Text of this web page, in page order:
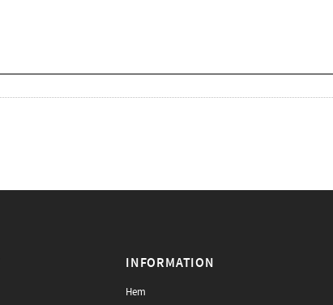
INFORMATION
Hem